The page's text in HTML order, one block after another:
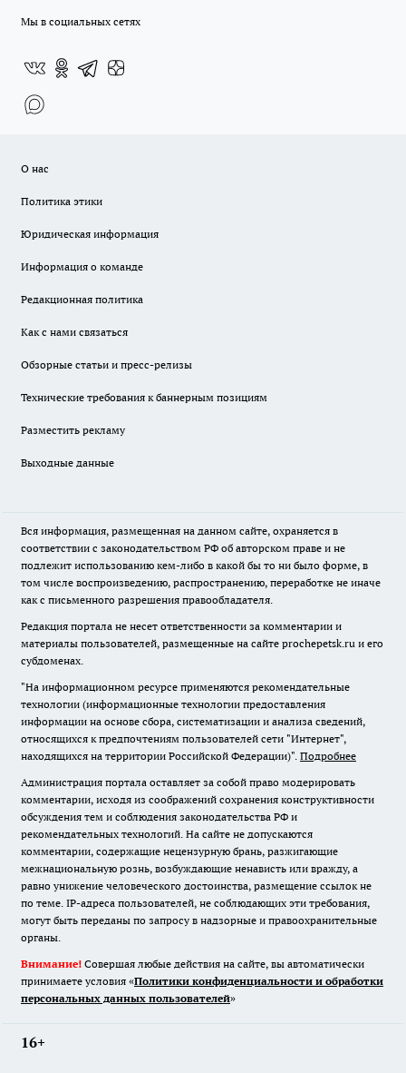
Мы в социальных сетях
О нас
Политика этики
Юридическая информация
Информация о команде
Редакционная политика
Как с нами связаться
Обзорные статьи и пресс-релизы
Технические требования к баннерным позициям
Разместить рекламу
Выходные данные
Вся информация, размещенная на данном сайте, охраняется в
соответствии с законодательством РФ об авторском праве и не
подлежит использованию кем-либо в какой бы то ни было форме, в
том числе воспроизведению, распространению, переработке не иначе
как с письменного разрешения правообладателя.
Редакция портала не несет ответственности за комментарии и
материалы пользователей, размещенные на сайте prochepetsk.ru и его
субдоменах.
"На информационном ресурсе применяются рекомендательные
технологии (информационные технологии предоставления
информации на основе сбора, систематизации и анализа сведений,
относящихся к предпочтениям пользователей сети "Интернет",
находящихся на территории Российской Федерации)". Подробнее
Администрация портала оставляет за собой право модерировать
комментарии, исходя из соображений сохранения конструктивности
обсуждения тем и соблюдения законодательства РФ и
рекомендательных технологий. На сайте не допускаются
комментарии, содержащие нецензурную брань, разжигающие
межнациональную рознь, возбуждающие ненависть или вражду, а
равно унижение человеческого достоинства, размещение ссылок не
по теме. IP-адреса пользователей, не соблюдающих эти требования,
могут быть переданы по запросу в надзорные и правоохранительные
органы.
Внимание! Совершая любые действия на сайте, вы автоматически
принимаете условия «Политики конфиденциальности и обработки
персональных данных пользователей»
16+